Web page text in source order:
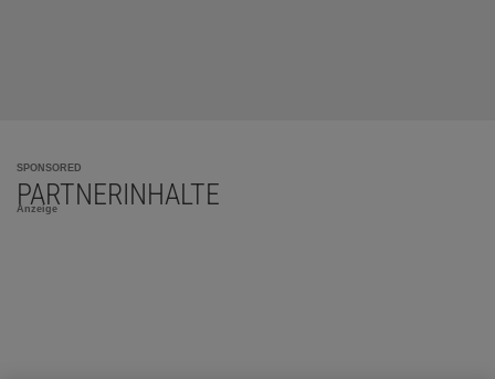
SPONSORED
PARTNERINHALTE
Anzeige